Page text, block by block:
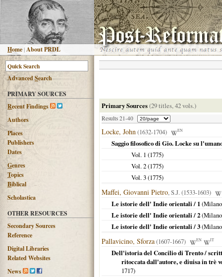
Home |About PRDL
AdvancedSearch
PRIMARY SOURCES
Recent Findings
Authors
Places
Publishers
Dates
Genres
Topics
Biblical
Scholastica
OTHER RESOURCES
Secondary Sources
Reference
Digital Libraries
Related Websites
News
Primary Sources(29 titles, 42 vols.)
Results 21-40
Locke, John(1632-1704) EN
Saggio filosofico di Gio. Locke su
Vol. 1 (1775)
Vol. 2 (1775)
Vol. 3 (1775)
Maffei, Giovanni Pietro, S.J. (1533-1603)
Le istorie dell' Indie orientali / 1(Milano
Le istorie dell' Indie orientali / 2(Milano
Le istorie dell' Indie orientali / 3(Milano
Pallavicino, Sforza(1607-1667) EN IT
Dell'istoria del Concilio di Trento /
ritoccata dall'autore, e diuisa in trè
1717)